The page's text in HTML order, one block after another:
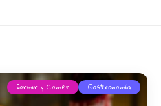
Dormir y Comer Gastronomía